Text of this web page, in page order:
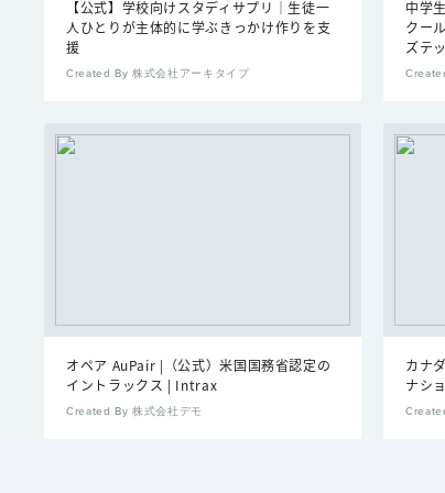
【公式】学校向けスタディサプリ｜生徒一
人ひとりが主体的に学ぶきっかけ作りを支
援
Created By 株式会社アーキタイプ
中学
クー
ズテ
オペア AuPair |（公式）米国国務省認定の
イントラックス | Intrax
Created By 株式会社デモ
カナ
ナシ